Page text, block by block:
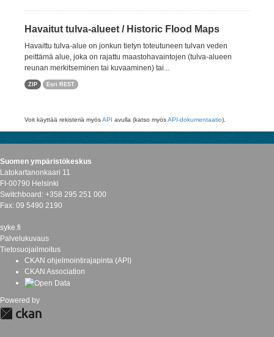
Havaitut tulva-alueet / Historic Flood Maps
Havaittu tulva-alue on jonkun tietyn toteutuneen tulvan veden
peittämä alue, joka on rajattu maastohavaintojen (tulva-alueen
reunan merkitseminen tai kuvaaminen) tai...
ZIP Esri REST
Voit käyttää rekisteriä myösAPI avulla (katso myösAPI-dokumentaatio).
Suomen ympäristökeskus
Latokartanonkaari 11
FI-00790 Helsinki
Switchboard: +358 295 251 000
Fax: 09 5490 2190
syke.fi
Palvelukuvaus
Tietosuojailmoitus
CKAN ohjelmointirajapinta (API)
CKAN Association
Powered by